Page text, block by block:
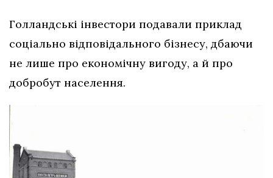
Голландські інвестори подавали приклад
соціально відповідального бізнесу, дбаючи
не лише про економічну вигоду, а й про
добробут населення.